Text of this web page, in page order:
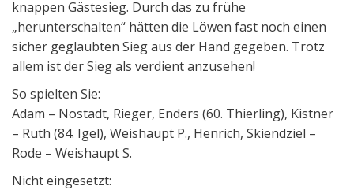
knappen Gästesieg. Durch das zu frühe
„herunterschalten“ hätten die Löwen fast noch einen
sicher geglaubten Sieg aus der Hand gegeben. Trotz
allem ist der Sieg als verdient anzusehen!
So spielten Sie:
Adam – Nostadt, Rieger, Enders (60. Thierling), Kistner
– Ruth (84. Igel), Weishaupt P., Henrich, Skiendziel –
Rode – Weishaupt S.
Nicht eingesetzt: